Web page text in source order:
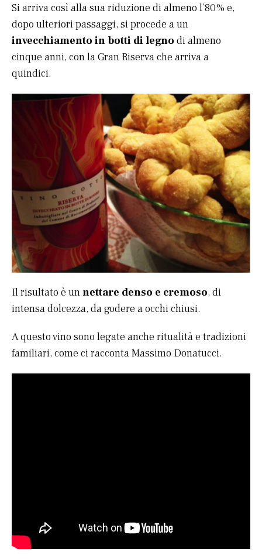
Si arriva così alla sua riduzione di almeno l’80% e,
dopo ulteriori passaggi, si procede a un
invecchiamento in botti di legno di almeno
cinque anni, con la Gran Riserva che arriva a
quindici.
Il risultato è unnettare denso e cremoso, di
intensa dolcezza, da godere a occhi chiusi.
A questo vino sono legate anche ritualità e tradizioni
familiari, come ci racconta Massimo Donatucci.